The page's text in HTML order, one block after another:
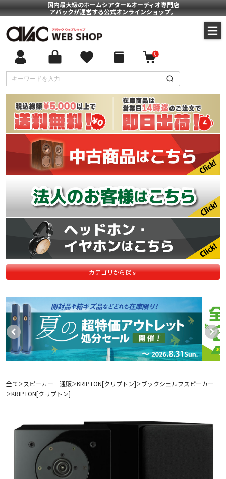
国内最大級のホームシアター&オーディオ専門店
アバックが運営する公式オンラインショップ。
0
カテゴリから探す
全て＞ スピーカー 通販＞KRIPTON[クリプトン]＞ブックシェルフスピーカー
＞KRIPTON[クリプトン]